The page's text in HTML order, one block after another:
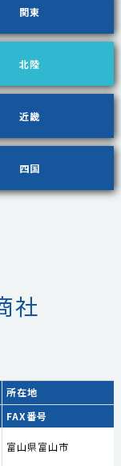
関東
北陸
近畿
四国
社
所在地
FAX番号
富山県富山市